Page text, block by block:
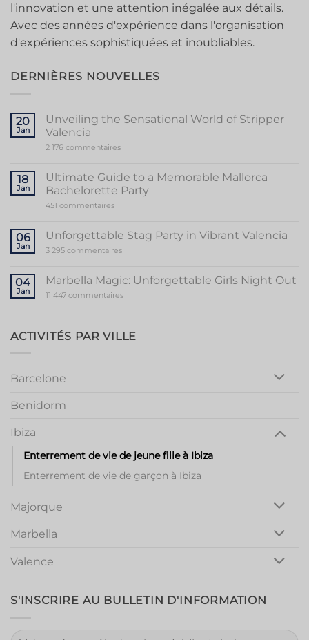
l'innovation et une attention inégalée aux détails.
Avec des années d'expérience dans l'organisation
d'expériences sophistiquées et inoubliables.
DERNIÈRES NOUVELLES
20
Jan
Unveiling the Sensational World of Stripper
Valencia
2 176 commentairessur
Sensational
World
of
18
Jan
Ultimate Guide to a Memorable Mallorca
Bachelorette Party
451 commentairessur
to
a
Memorable
Party
06
Jan
Unforgettable Stag Party in Vibrant Valencia
3 295 commentairessur
Party
in
Vibrant
04
Jan
Marbella Magic: Unforgettable Girls Night Out
11 447 commentairessur
Girls
Night
ACTIVITÉS PAR VILLE
Barcelone
Benidorm
Ibiza
Enterrement de vie de jeune fille à Ibiza
Enterrement de vie de garçon à Ibiza
Majorque
Marbella
Valence
S'INSCRIRE AU BULLETIN D'INFORMATION